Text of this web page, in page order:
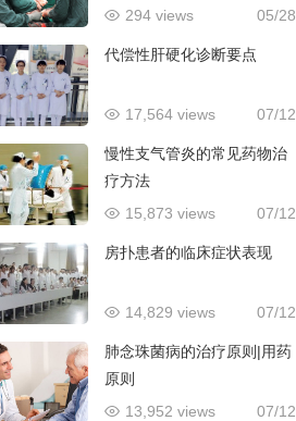
05/28
294 views
代偿性肝硬化诊断要点
07/12
17,564 views
慢性支气管炎的常见药物治
疗方法
07/12
15,873 views
房扑患者的临床症状表现
07/12
14,829 views
肺念珠菌病的治疗原则|用药
原则
07/12
13,952 views